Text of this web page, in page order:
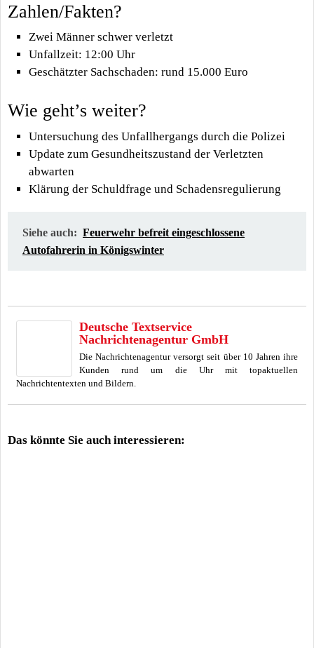
Zahlen/Fakten?
Zwei Männer schwer verletzt
Unfallzeit: 12:00 Uhr
Geschätzter Sachschaden: rund 15.000 Euro
Wie geht’s weiter?
Untersuchung des Unfallhergangs durch die Polizei
Update zum Gesundheitszustand der Verletzten
abwarten
Klärung der Schuldfrage und Schadensregulierung
Siehe auch: Feuerwehr befreit eingeschlossene
Autofahrerin in Königswinter
Deutsche Textservice
Nachrichtenagentur GmbH
Die Nachrichtenagentur versorgt seit über 10 Jahren ihre
Kunden rund um die Uhr mit topaktuellen
Nachrichtentexten und Bildern.
Das könnte Sie auch interessieren: